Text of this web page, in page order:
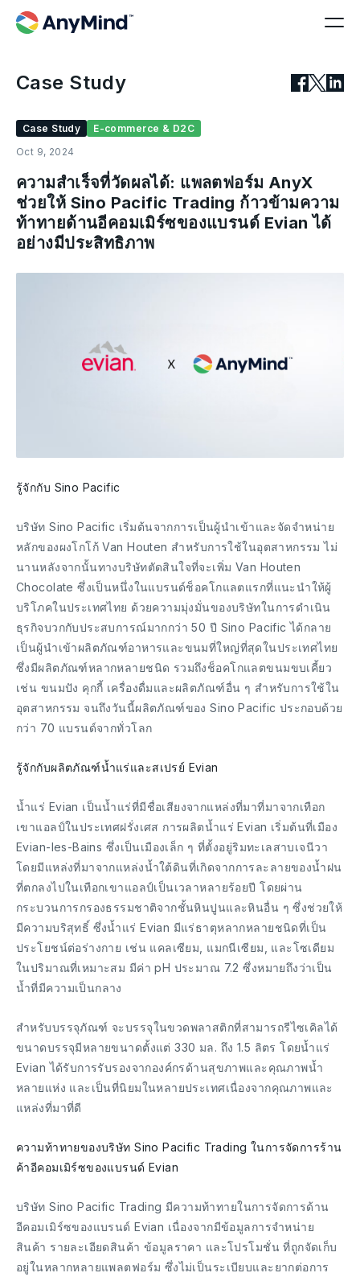
Case Study
Case Study
E-commerce & D2C
Oct 9, 2024
ความสำเร็จที่วัดผลได้: แพลตฟอร์ม AnyX
ช่วยให้ Sino Pacific Trading ก้าวข้ามความ
ท้าทายด้านอีคอมเมิร์ซของแบรนด์ Evian ได้
อย่างมีประสิทธิภาพ
รู้จักกับ Sino Pacific
บริษัท Sino Pacific เริ่มต้นจากการเป็นผู้นำเข้าและจัดจําหน่าย
หลักของผงโกโก้ Van Houten สําหรับการใช้ในอุตสาหกรรม ไม่
นานหลังจากนั้นทางบริษัทตัดสินใจที่จะเพิ่ม Van Houten
Chocolate ซึ่งเป็นหนึ่งในแบรนด์ช็อคโกแลตแรกที่แนะนําให้ผู้
บริโภคในประเทศไทย ด้วยความมุ่งมั่นของบริษัทในการดําเนิน
ธุรกิจบวกกับประสบการณ์มากกว่า 50 ปี Sino Pacific ได้กลาย
เป็นผู้นําเข้าผลิตภัณฑ์อาหารและขนมที่ใหญ่ที่สุดในประเทศไทย
ซึ่งมีผลิตภัณฑ์หลากหลายชนิด รวมถึงช็อคโกแลตขนมขบเคี้ยว
เช่น ขนมปัง คุกกี้ เครื่องดื่มและผลิตภัณฑ์อื่น ๆ สําหรับการใช้ใน
อุตสาหกรรม จนถึงวันนี้ผลิตภัณฑ์ของ Sino Pacific ประกอบด้วย
กว่า 70 แบรนด์จากทั่วโลก
รู้จักกับผลิตภัณฑ์น้ำแร่และสเปรย์ Evian
น้ำแร่ Evian เป็นน้ำแร่ที่มีชื่อเสียงจากแหล่งที่มาที่มาจากเทือก
เขาแอลป์ในประเทศฝรั่งเศส การผลิตน้ำแร่ Evian เริ่มต้นที่เมือง
Evian-les-Bains ซึ่งเป็นเมืองเล็ก ๆ ที่ตั้งอยู่ริมทะเลสาบเจนีวา
โดยมีแหล่งที่มาจากแหล่งน้ำใต้ดินที่เกิดจากการละลายของน้ำฝน
ที่ตกลงไปในเทือกเขาแอลป์เป็นเวลาหลายร้อยปี โดยผ่าน
กระบวนการกรองธรรมชาติจากชั้นหินปูนและหินอื่น ๆ ซึ่งช่วยให้
มีความบริสุทธิ์ ซึ่งน้ำแร่ Evian มีแร่ธาตุหลากหลายชนิดที่เป็น
ประโยชน์ต่อร่างกาย เช่น แคลเซียม, แมกนีเซียม, และโซเดียม
ในปริมาณที่เหมาะสม มีค่า pH ประมาณ 7.2 ซึ่งหมายถึงว่าเป็น
น้ำที่มีความเป็นกลาง
สำหรับบรรจุภัณฑ์ จะบรรจุในขวดพลาสติกที่สามารถรีไซเคิลได้
ขนาดบรรจุมีหลายขนาดตั้งแต่ 330 มล. ถึง 1.5 ลิตร โดยน้ำแร่
Evian ได้รับการรับรองจากองค์กรด้านสุขภาพและคุณภาพน้ำ
หลายแห่ง และเป็นที่นิยมในหลายประเทศเนื่องจากคุณภาพและ
แหล่งที่มาที่ดี
ความท้าทายของบริษัท Sino Pacific Trading ในการจัดการร้าน
ค้าอีคอมเมิร์ซของแบรนด์ Evian
บริษัท Sino Pacific Trading มีความท้าทายในการจัดการด้าน
อีคอมเมิร์ซของแบรนด์ Evian เนื่องจากมีข้อมูลการจำหน่าย
สินค้า รายละเอียดสินค้า ข้อมูลราคา และโปรโมชั่น ที่ถูกจัดเก็บ
อยู่ในหลากหลายแพลตฟอร์ม ซึ่งไม่เป็นระเบียบและยากต่อการ